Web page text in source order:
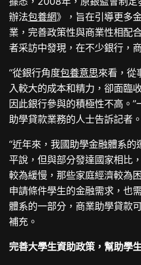
辦法包養網》，旨在引導更多
業，完善政策性與商業性相配
者采訪中發現，在不少銀行，
“從銀行角度包養意思來看，從
入較大的成本和精力，卻面臨
因此銀行參與的積極性不高。
助學貸款業務的人士告訴記者。
“近年來，我國助學金融體系的
平說，但與部分發達國家相比
較為緩慢，那些家庭經濟較為
申請條件學生的金融需求，也
體系的一部分，商業助學貸款
補充。
完善大學生資助政策，幫助學